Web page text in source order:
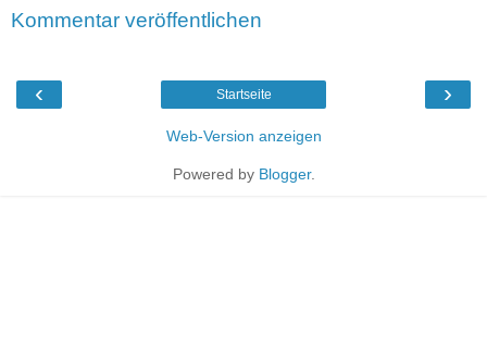
Kommentar veröffentlichen
‹ ›
Startseite
Web-Version anzeigen
Powered by Blogger.